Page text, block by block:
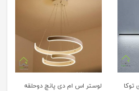
لوستر اس ام دی پانچ دوحلقه